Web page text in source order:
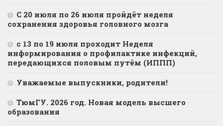
С 20 июля по 26 июля пройдёт неделя
сохранения здоровья головного мозга
с 13 по 19 июля проходит Неделя
информирования о профилактике инфекций,
передающихся половым путём (ИППП)
Уважаемые выпускники, родители!
ТюмГУ. 2026 год. Новая модель высшего
образования